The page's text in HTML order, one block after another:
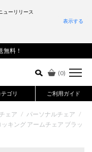
無料！
(0)
テゴリ ご利用ガイド
詳細検索はこちら
チェア / パーソナルチェア /
キング アームチェア ブラッ
ューリリース
表示する